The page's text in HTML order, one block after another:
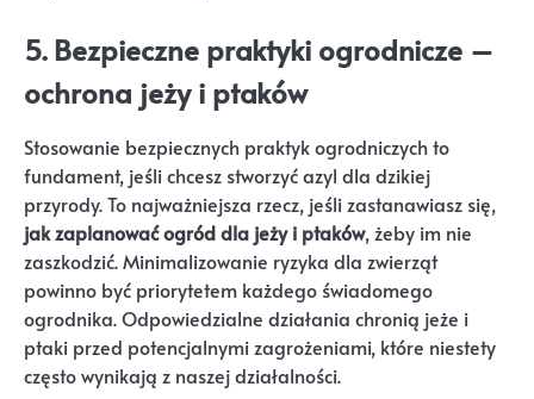
5. Bezpieczne praktyki ogrodnicze –
ochrona jeży i ptaków
Stosowanie bezpiecznych praktyk ogrodniczych to
fundament, jeśli chcesz stworzyć azyl dla dzikiej
przyrody. To najważniejsza rzecz, jeśli zastanawiasz się,
jak zaplanować ogród dla jeży i ptaków, żeby im nie
zaszkodzić. Minimalizowanie ryzyka dla zwierząt
powinno być priorytetem każdego świadomego
ogrodnika. Odpowiedzialne działania chronią jeże i
ptaki przed potencjalnymi zagrożeniami, które niestety
często wynikają z naszej działalności.